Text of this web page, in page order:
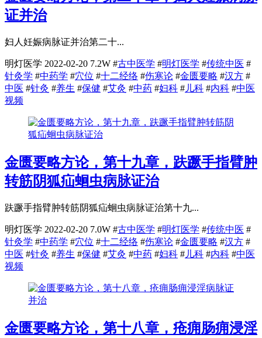
证并治
妇人妊娠病脉证并治第二十...
明灯医学 2022-02-20 7.2W #古中医学 #明灯医学 #传统中医 #
针灸学 #中药学 #穴位 #十二经络 #伤寒论 #金匮要略 #汉方 #
中医 #针灸 #养生 #保健 #艾灸 #中药 #妇科 # 儿科 #内科 #中医
视频
金匮要略方论，第十九章，趺蹶手指臂肿
转筋阴狐疝蛔虫病脉证治
趺蹶手指臂肿转筋阴狐疝蛔虫病脉证治第十九...
明灯医学 2022-02-20 7.0W #古中医学 #明灯医学 #传统中医 #
针灸学 #中药学 #穴位 #十二经络 #伤寒论 #金匮要略 #汉方 #
中医 #针灸 #养生 #保健 #艾灸 #中药 #妇科 # 儿科 #内科 #中医
视频
金匮要略方论，第十八章，疮痈肠痈浸淫